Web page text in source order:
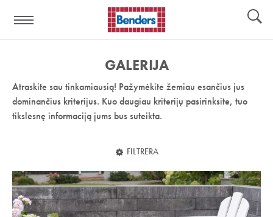
nuoroda:
GALERIJA
Atraskite sau tinkamiausią! Pažymėkite žemiau esančius jus
dominančius kriterijus. Kuo daugiau kriterijų pasirinksite, tuo
tikslesnę informaciją jums bus suteikta.
FILTRERA